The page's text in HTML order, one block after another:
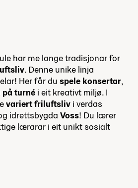
har me lange tradisjonar for
. Denne unike linja
Her får du spele konsertar,
på turné i eit kreativt miljø. I
variert friluftsliv i verdas
idrettsbygda Voss! Du lærer
lærarar i eit unikt sosialt